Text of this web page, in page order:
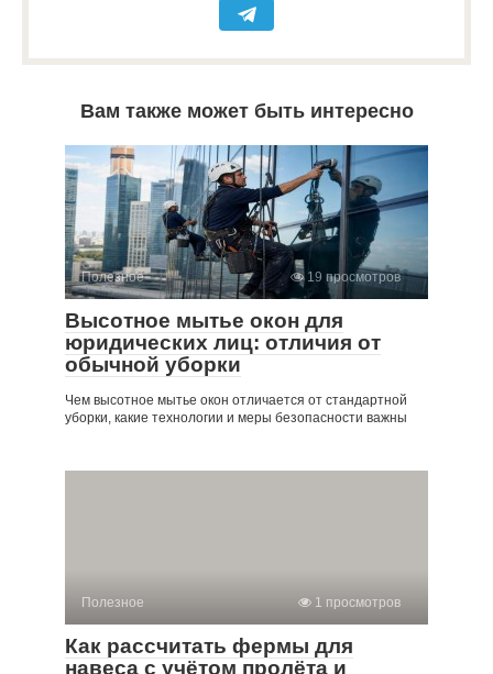
Вам также может быть интересно
Полезное 19 просмотров
Высотное мытье окон для
юридических лиц: отличия от
обычной уборки
Чем высотное мытье окон отличается от стандартной
уборки, какие технологии и меры безопасности важны
Полезное 1 просмотров
Как рассчитать фермы для
навеса с учётом пролёта и